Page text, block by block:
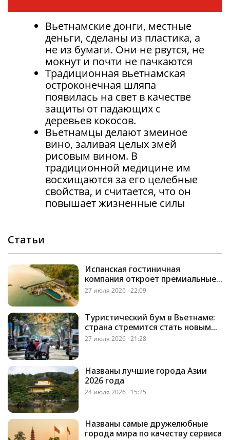
Вьетнамские донги, местные
деньги, сделаны из пластика, а
не из бумаги. Они не рвутся, не
мокнут и почти не пачкаются
Традиционная вьетнамская
остроконечная шляпа
появилась на свет в качестве
защиты от падающих с
деревьев кокосов.
Вьетнамцы делают змеиное
вино, заливая целых змей
рисовым вином. В
традиционной медицине им
восхищаются за его целебные
свойства, и считается, что он
повышает жизненные силы
Статьи
Испанская гостиничная
компания откроет премиальные
отели во Вьетнаме
27 июля 2026 · 22:09
Туристический бум в Вьетнаме:
страна стремится стать новым
лидером Юго-Восточной Азии
27 июля 2026 · 21:28
Названы лучшие города Азии
2026 года
24 июля 2026 · 15:25
Названы самые дружелюбные
города мира по качеству сервиса